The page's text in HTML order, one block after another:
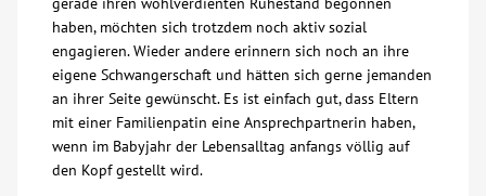
Glossar
Suche
Kontakt
haben, möchten sich trotzdem noch aktiv sozial
engagieren. Wieder andere erinnern sich noch an ihre
eigene Schwangerschaft und hätten sich gerne jemanden
an ihrer Seite gewünscht. Es ist einfach gut, dass Eltern
mit einer Familienpatin eine Ansprechpartnerin haben,
wenn im Babyjahr der Lebensalltag anfangs völlig auf
den Kopf gestellt wird.